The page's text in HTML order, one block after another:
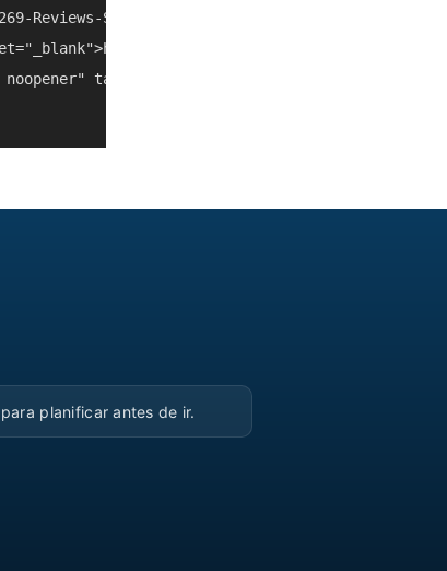
Reviews-Sosua_Diving_Center-
sosuadivingcenter.com/</a></li>
target="_blank">https://
▶
planificar antes de ir.